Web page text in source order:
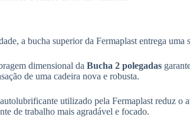
a bucha superior da Fermaplast entrega
dimensional da Bucha 2 polegadas
de uma cadeira nova e robusta.
utilizado pela Fermaplast reduz o
de trabalho mais agradável e focado.